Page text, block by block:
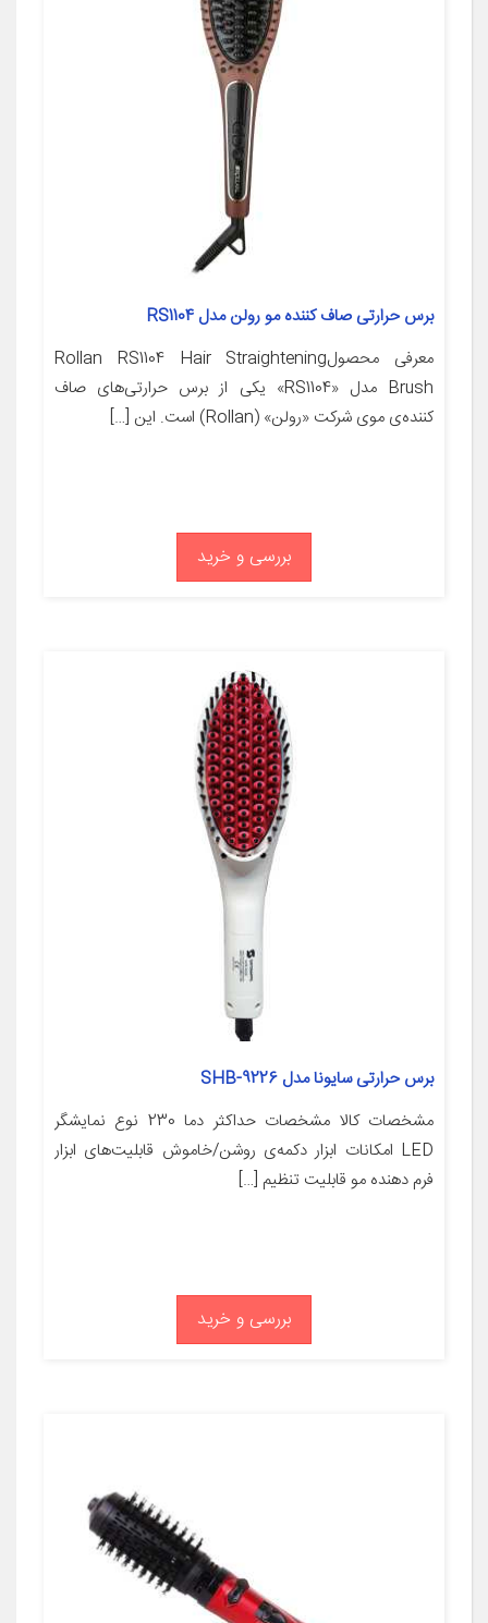
برس حرارتی صاف کننده مو رولن مدل RS1104
معرفی محصولRollan RS1104 Hair Straightening
Brush مدل «RS1104» یکی از برس حرارتی‌های صاف
کننده‌ی موی شرکت «رولن» (Rollan) است. این […]
بررسی و خرید
برس حرارتی سایونا مدل SHB-9226
مشخصات کالا مشخصات حداکثر دما 230 نوع نمایشگر
LED امکانات ابزار دکمه‌ی روشن/خاموش قابلیت‌های ابزار
فرم دهنده مو قابلیت تنظیم […]
بررسی و خرید